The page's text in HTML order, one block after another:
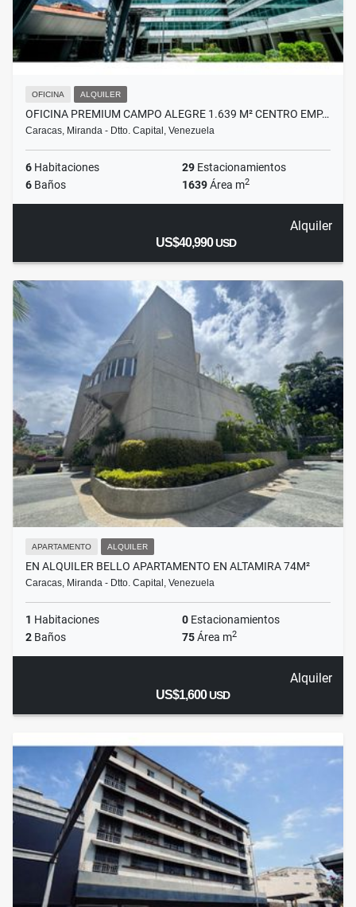
OFICINA ALQUILER
OFICINA PREMIUM CAMPO ALEGRE 1.639 M² CENTRO EMP…
Caracas, Miranda - Dtto. Capital, Venezuela
6 Habitaciones 29 Estacionamientos
6 Baños 1639Área m2
Alquiler
US$40,990USD
APARTAMENTO ALQUILER
EN ALQUILER BELLO APARTAMENTO EN ALTAMIRA 74M²
Caracas, Miranda - Dtto. Capital, Venezuela
1 Habitaciones 0 Estacionamientos
2 Baños 75Área m2
Alquiler
US$1,600USD